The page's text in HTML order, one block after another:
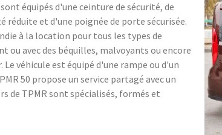
équipés d'une ceinture de sécurité, de
réduite et d'une poignée de porte sécurisée.
à la location pour tous les types de
avec des béquilles, malvoyants ou encore
véhicule est équipé d'une rampe ou d'un
50 propose un service partagé avec un
de TPMR sont spécialisés, formés et